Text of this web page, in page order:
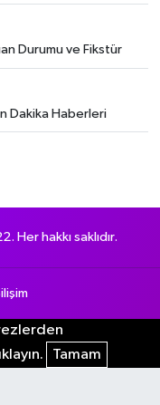
Durumu ve Fikstür
Dakika Haberleri
Her hakkı saklıdır.
Tamam